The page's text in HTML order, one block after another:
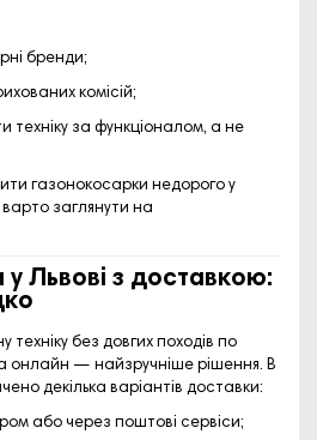
бренди;
комісій;
техніку за функціоналом, а не
газонокосарки недорого у
заглянути на
Львові з доставкою:
техніку без довгих походів по
онлайн — найзручніше рішення. В
декілька варіантів доставки:
або через поштові сервіси;